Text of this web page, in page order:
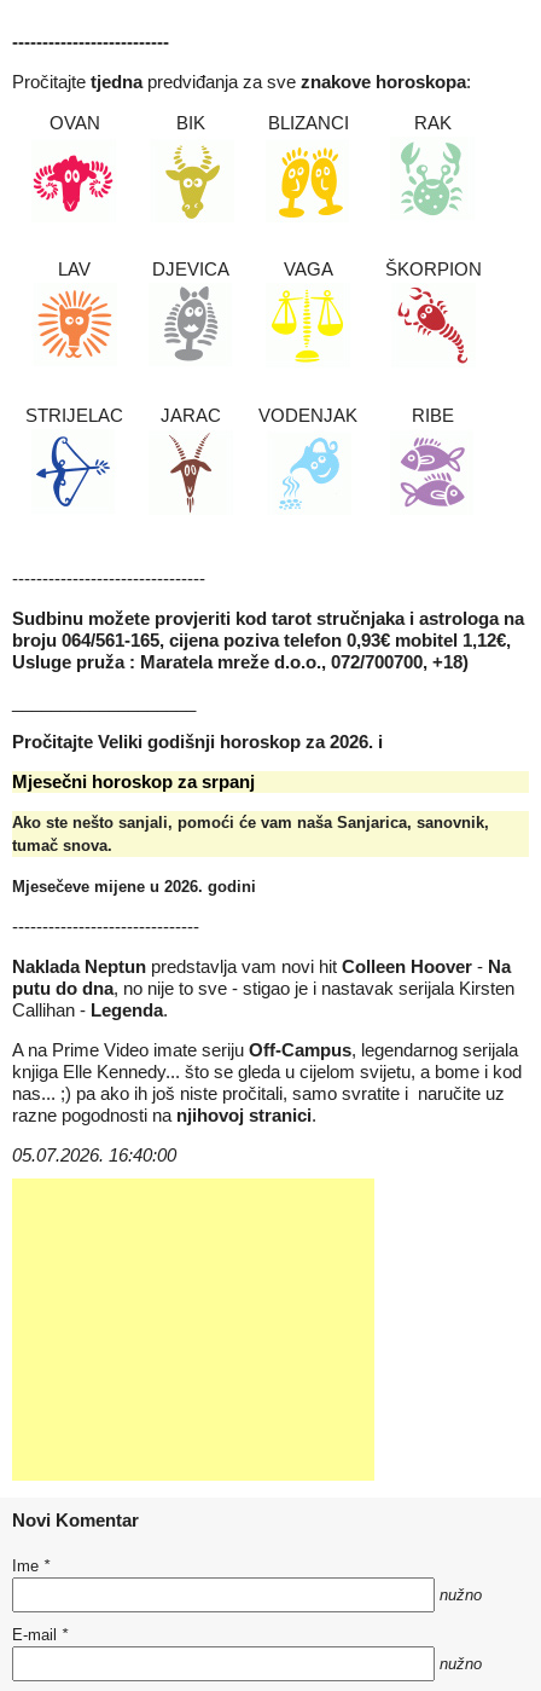
--------------------------
Pročitajte tjedna predviđanja za sve znakove horoskopa:
OVAN
BIK BLIZANCI RAK
LAV DJEVICA VAGA ŠKORPION
STRIJELAC JARAC VODENJAK RIBE
--------------------------------
Sudbinu možete provjeriti kod tarot stručnjaka i astrologa na
broju 064/561-165, cijena poziva telefon 0,93€ mobitel 1,12€,
Usluge pruža : Maratela mreže d.o.o., 072/700700, +18)
Pročitajte Veliki godišnji horoskop za 2026. i
Mjesečni horoskop za srpanj
Ako ste nešto sanjali, pomoći će vam naša Sanjarica, sanovnik,
tumač snova.
Mjesečeve mijene u 2026. godini
-------------------------------
Naklada Neptun predstavlja vam novi hit Colleen Hoover - Na
putu do dna, no nije to sve - stigao je i nastavak serijala Kirsten
Callihan - Legenda.
A na Prime Video imate seriju Off-Campus, legendarnog serijala
knjiga Elle Kennedy... što se gleda u cijelom svijetu, a bome i kod
nas... ;) pa ako ih još niste pročitali, samo svratite i naručite uz
razne pogodnosti na njihovoj stranici.
05.07.2026. 16:40:00
Novi Komentar
Ime *
nužno
E-mail *
nužno